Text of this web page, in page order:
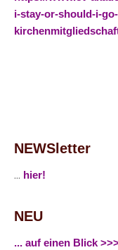
i-stay-or-should-i-
NEWSletter
... hier!
NEU
... auf einen Blick